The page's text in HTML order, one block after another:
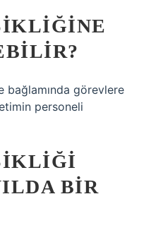
bağlamında görevlere
personeli
BIR